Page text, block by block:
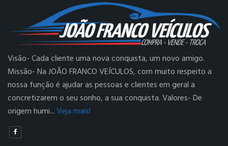
Visão- Cada cliente uma nova conquista, um novo amigo.
Missão- Na JOÃO FRANCO VEÍCULOS, com muito respeito a
nossa função é ajudar as pessoas e clientes em geral a
concretizarem o seu sonho, a sua conquista. Valores- De
origem humi...Veja mais!